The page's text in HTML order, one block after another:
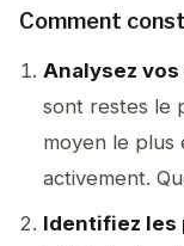
Comment
Analysez
sont restes le
moyen le plus
activement.
Identifiez les